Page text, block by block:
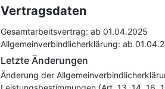
Vertragsdaten
Gesamtarbeitsvertrag: ab 01.04.2025
Allgemeinverbindlicherklärung: ab
Letzte Änderungen
Änderung der